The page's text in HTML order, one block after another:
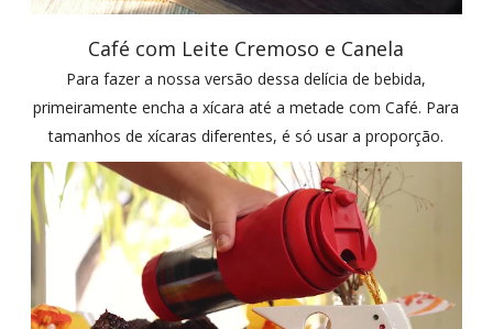
Café com Leite Cremoso e Canela
Para fazer a nossa versão dessa delícia de bebida,
primeiramente encha a xícara até a metade com Café. Para
tamanhos de xícaras diferentes, é só usar a proporção.